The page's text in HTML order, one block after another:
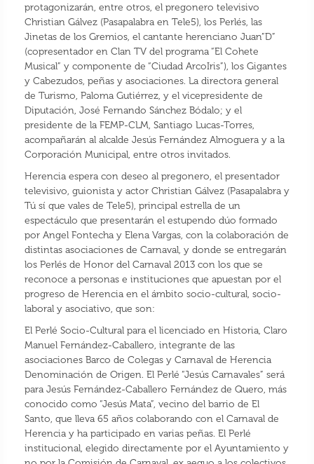
protagonizarán, entre otros, el pregonero televisivo
Christian Gálvez (Pasapalabra en Tele5), los Perlés, las
Jinetas de los Gremios, el cantante herenciano Juan”D”
(copresentador en Clan TV del programa “El Cohete
Musical” y componente de “Ciudad ArcoIris”), los Gigantes
y Cabezudos, peñas y asociaciones. La directora general
de Turismo, Paloma Gutiérrez, y el vicepresidente de
Diputación, José Fernando Sánchez Bódalo; y el
presidente de la FEMP-CLM, Santiago Lucas-Torres,
acompañarán al alcalde Jesús Fernández Almoguera y a la
Corporación Municipal, entre otros invitados.
Herencia espera con deseo al pregonero, el presentador
televisivo, guionista y actor Christian Gálvez (Pasapalabra y
Tú sí que vales de Tele5), principal estrella de un
espectáculo que presentarán el estupendo dúo formado
por Angel Fontecha y Elena Vargas, con la colaboración de
distintas asociaciones de Carnaval, y donde se entregarán
los Perlés de Honor del Carnaval 2013 con los que se
reconoce a personas e instituciones que apuestan por el
progreso de Herencia en el ámbito socio-cultural, socio-
laboral y asociativo, que son:
El Perlé Socio-Cultural para el licenciado en Historia, Claro
Manuel Fernández-Caballero, integrante de las
asociaciones Barco de Colegas y Carnaval de Herencia
Denominación de Origen. El Perlé “Jesús Carnavales” será
para Jesús Fernández-Caballero Fernández de Quero, más
conocido como “Jesús Mata”, vecino del barrio de El
Santo, que lleva 65 años colaborando con el Carnaval de
Herencia y ha participado en varias peñas. El Perlé
institucional, elegido directamente por el Ayuntamiento y